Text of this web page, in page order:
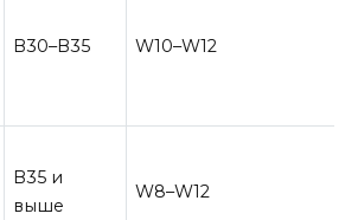
B30–B35 W10–W12
B35 и
выше
W8–W12